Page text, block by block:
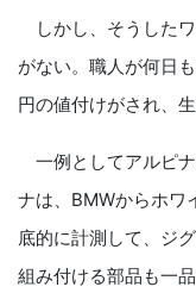
しかし、そうした
がない。職人が何日
円の値付けがされ、
一例としてアルピ
ナは、BMWからホワ
底的に計測して、ジ
組み付ける部品も一